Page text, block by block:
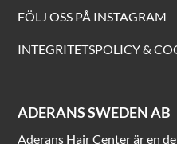
FÖLJ OSS PÅ INSTAGRAM
INTEGRITETSPOLICY &
ADERANS SWEDEN AB
Aderans Hair Center är en